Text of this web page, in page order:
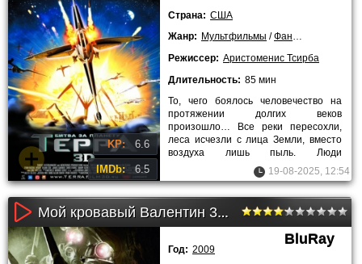
KP: 6.6
IMDb: 6.5
Страна: США
Жанр: Мультфильмы /Фантастика
Режиссер: Аристоменис Тсирба
Длительность: 85 мин
То, чего боялось человечество на
протяжении долгих веков
произошло… Все реки пересохли,
леса исчезли с лица Земли, вместо
воздуха лишь пыль. Люди
вынуждены искать другую планету,
которая
19-08-2025, 12:54
Мой кровавый Валентин 3D (2009)
BluRay
Год: 2009